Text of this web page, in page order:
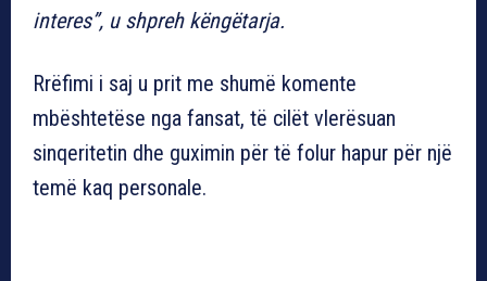
interes”, u shpreh këngëtarja.
Rrëfimi i saj u prit me shumë komente
mbështetëse nga fansat, të cilët vlerësuan
sinqeritetin dhe guximin për të folur hapur për një
temë kaq personale.